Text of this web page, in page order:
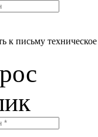
к письму